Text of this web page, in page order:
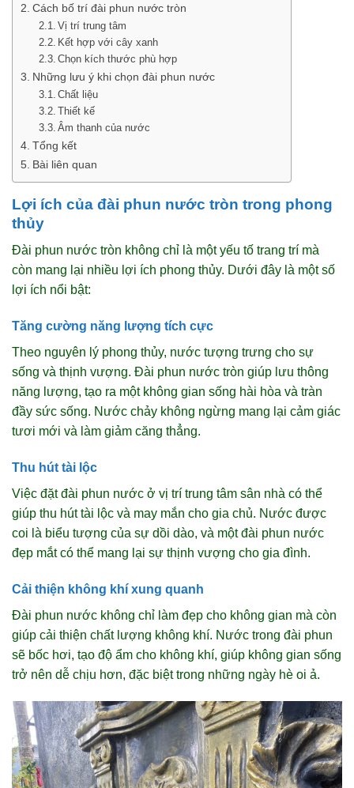
Cách bố trí đài phun nước tròn
Vị trí trung tâm
Kết hợp với cây xanh
Chọn kích thước phù hợp
Những lưu ý khi chọn đài phun nước
Chất liệu
Thiết kế
Âm thanh của nước
Tổng kết
Bài liên quan
Lợi ích của đài phun nước tròn trong phong
thủy
Đài phun nước tròn không chỉ là một yếu tố trang trí mà
còn mang lại nhiều lợi ích phong thủy. Dưới đây là một số
lợi ích nổi bật:
Tăng cường năng lượng tích cực
Theo nguyên lý phong thủy, nước tượng trưng cho sự
sống và thịnh vượng. Đài phun nước tròn giúp lưu thông
năng lượng, tạo ra một không gian sống hài hòa và tràn
đầy sức sống. Nước chảy không ngừng mang lại cảm giác
tươi mới và làm giảm căng thẳng.
Thu hút tài lộc
Việc đặt đài phun nước ở vị trí trung tâm sân nhà có thể
giúp thu hút tài lộc và may mắn cho gia chủ. Nước được
coi là biểu tượng của sự dồi dào, và một đài phun nước
đẹp mắt có thể mang lại sự thịnh vượng cho gia đình.
Cải thiện không khí xung quanh
Đài phun nước không chỉ làm đẹp cho không gian mà còn
giúp cải thiện chất lượng không khí. Nước trong đài phun
sẽ bốc hơi, tạo độ ẩm cho không khí, giúp không gian sống
trở nên dễ chịu hơn, đặc biệt trong những ngày hè oi ả.